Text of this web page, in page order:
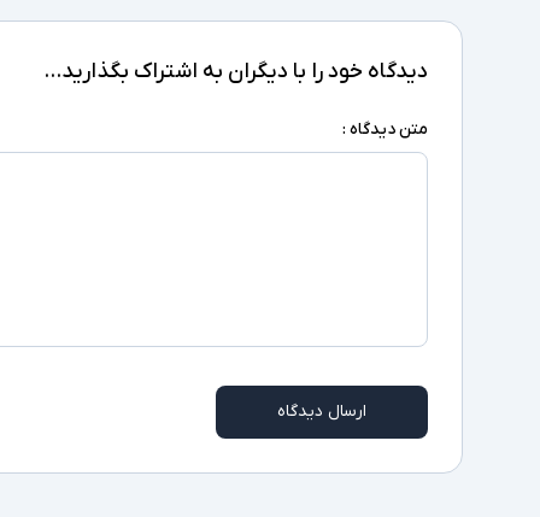
دیدگاه خود را با دیگران به اشتراک بگذارید...
متن دیدگاه :
ارسال دیدگاه